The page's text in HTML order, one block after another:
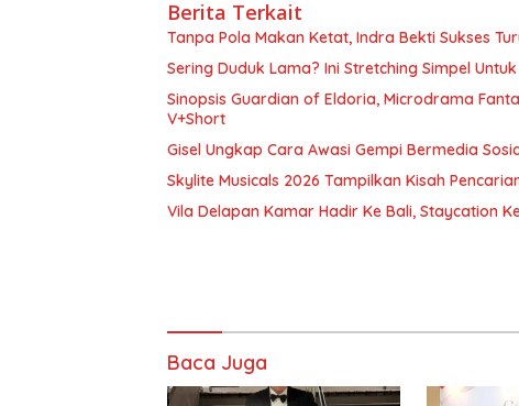
Berita Terkait
Tanpa Pola Makan Ketat, Indra Bekti Sukses
Sering Duduk Lama? Ini Stretching Simpel
Sinopsis Guardian of Eldoria, Microdrama
V+Short
Gisel Ungkap Cara Awasi Gempi Bermedia
Skylite Musicals 2026 Tampilkan Kisah
Vila Delapan Kamar Hadir Ke Bali, Staycation
Baca Juga